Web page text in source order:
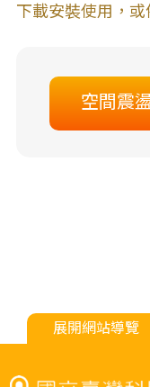
下載安裝使用，或
空間震
展開網站導覽